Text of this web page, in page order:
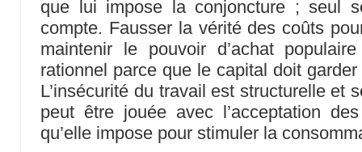
que lui impose la conjoncture ; seul
compte. Fausser la vérité des coûts
maintenir le pouvoir d’achat
rationnel parce que le capital doit
L’insécurité du travail est structurelle et
peut être jouée avec l’acceptation
qu’elle impose pour stimuler la